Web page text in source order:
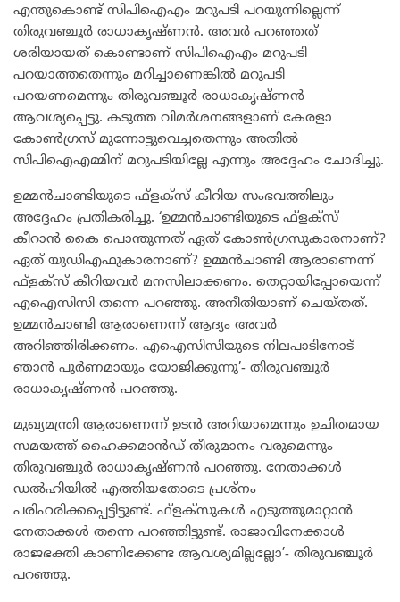
എന്തുകൊണ്ട് സിപിഐഎം മറുപടി പറയുന്നില്ലെന്ന്
തിരുവഞ്ചൂർ രാധാകൃഷ്ണൻ. അവർ പറഞ്ഞത്
ശരിയായത് കൊണ്ടാണ് സിപിഐഎം മറുപടി
പറയാത്തതെന്നും മറിച്ചാണെങ്കിൽ മറുപടി
പറയണമെന്നും തിരുവഞ്ചൂർ രാധാകൃഷ്ണൻ
ആവശ്യപ്പെട്ടു. കടുത്ത വിമർശനങ്ങളാണ് കേരളാ
കോൺഗ്രസ് മുന്നോട്ടുവെച്ചതെന്നും അതിൽ
സിപിഐഎമ്മിന് മറുപടിയില്ലേ എന്നും അദ്ദേഹം ചോദിച്ചു.
ഉമ്മൻചാണ്ടിയുടെ ഫ്‌ളക്‌സ് കീറിയ സംഭവത്തിലും
അദ്ദേഹം പ്രതികരിച്ചു. ‘ഉമ്മൻചാണ്ടിയുടെ ഫ്‌ളക്‌സ്
കീറാൻ കൈ പൊന്തുന്നത് ഏത് കോൺഗ്രസുകാരനാണ്?
ഏത് യുഡിഎഫുകാരനാണ്? ഉമ്മൻചാണ്ടി ആരാണെന്ന്
ഫ്‌ളക്‌സ് കീറിയവർ മനസിലാക്കണം. തെറ്റായിപ്പോയെന്ന്
എഐസിസി തന്നെ പറഞ്ഞു. അനീതിയാണ് ചെയ്തത്.
ഉമ്മൻചാണ്ടി ആരാണെന്ന് ആദ്യം അവർ
അറിഞ്ഞിരിക്കണം. എഐസിസിയുടെ നിലപാടിനോട്
ഞാൻ പൂർണമായും യോജിക്കുന്നു’- തിരുവഞ്ചൂർ
രാധാകൃഷ്ണൻ പറഞ്ഞു.
മുഖ്യമന്ത്രി ആരാണെന്ന് ഉടൻ അറിയാമെന്നും ഉചിതമായ
സമയത്ത് ഹൈക്കമാൻഡ് തീരുമാനം വരുമെന്നും
തിരുവഞ്ചൂർ രാധാകൃഷ്ണൻ പറഞ്ഞു. നേതാക്കൾ
ഡൽഹിയിൽ എത്തിയതോടെ പ്രശ്‌നം
പരിഹരിക്കപ്പെട്ടിട്ടുണ്ട്. ഫ്‌ളക്‌സുകൾ എടുത്തുമാറ്റാൻ
നേതാക്കൾ തന്നെ പറഞ്ഞിട്ടുണ്ട്. രാജാവിനേക്കാൾ
രാജഭക്തി കാണിക്കേണ്ട ആവശ്യമില്ലല്ലോ’- തിരുവഞ്ചൂർ
പറഞ്ഞു.